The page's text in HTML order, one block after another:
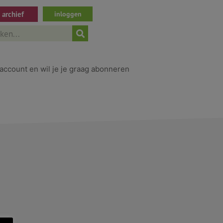
archief inloggen
en wil je je graag abonneren